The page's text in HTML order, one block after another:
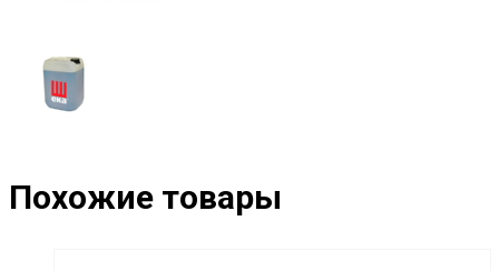
Похожие товары